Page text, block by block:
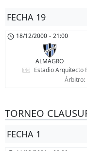
FECHA 19
18/12/2000 - 21:00
ALMAGRO
Estadio Arquitecto
Árbitro:
TORNEO
FECHA 1